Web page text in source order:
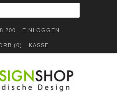
200 EINLOGGEN
(0) KASSE